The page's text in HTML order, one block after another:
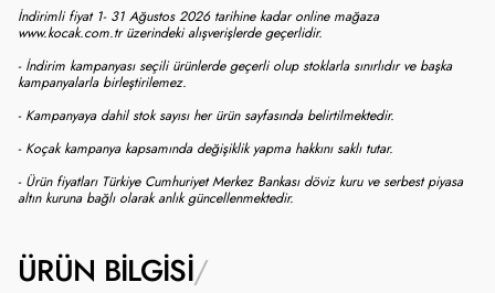
İndirimli fiyat 1- 31 Ağustos 2026 tarihine kadar online mağaza
www.kocak.com.tr üzerindeki alışverişlerde geçerlidir.
- İndirim kampanyası seçili ürünlerde geçerli olup stoklarla sınırlıdır ve başka
kampanyalarla birleştirilemez.
- Kampanyaya dahil stok sayısı her ürün sayfasında belirtilmektedir.
- Koçak kampanya kapsamında değişiklik yapma hakkını saklı tutar.
- Ürün fiyatları Türkiye Cumhuriyet Merkez Bankası döviz kuru ve serbest piyasa
altın kuruna bağlı olarak anlık güncellenmektedir.
ÜRÜN BILGISI